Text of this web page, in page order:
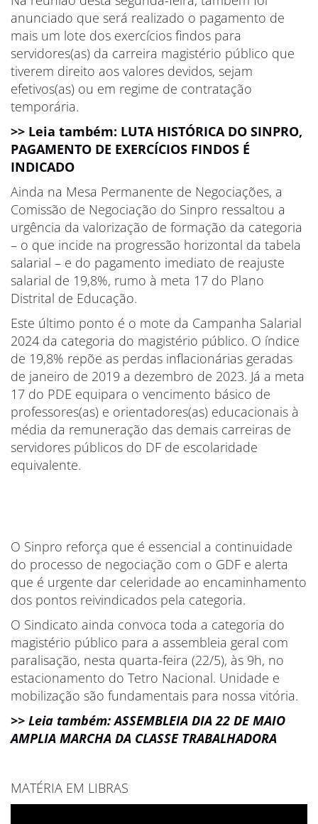
anunciado que será realizado o pagamento de
mais um lote dos exercícios findos para
servidores(as) da carreira magistério público que
tiverem direito aos valores devidos, sejam
efetivos(as) ou em regime de contratação
temporária.
>> Leia também: LUTA HISTÓRICA DO SINPRO,
PAGAMENTO DE EXERCÍCIOS FINDOS É
INDICADO
Ainda na Mesa Permanente de Negociações, a
Comissão de Negociação do Sinpro ressaltou a
urgência da valorização de formação da categoria
– o que incide na progressão horizontal da tabela
salarial – e do pagamento imediato de reajuste
salarial de 19,8%, rumo à meta 17 do Plano
Distrital de Educação.
Este último ponto é o mote da Campanha Salarial
2024 da categoria do magistério público. O índice
de 19,8% repõe as perdas inflacionárias geradas
de janeiro de 2019 a dezembro de 2023. Já a meta
17 do PDE equipara o vencimento básico de
professores(as) e orientadores(as) educacionais à
média da remuneração das demais carreiras de
servidores públicos do DF de escolaridade
equivalente.
O Sinpro reforça que é essencial a continuidade
do processo de negociação com o GDF e alerta
que é urgente dar celeridade ao encaminhamento
dos pontos reivindicados pela categoria.
O Sindicato ainda convoca toda a categoria do
magistério público para a assembleia geral com
paralisação, nesta quarta-feira (22/5), às 9h, no
estacionamento do Tetro Nacional. Unidade e
mobilização são fundamentais para nossa vitória.
>> Leia também: ASSEMBLEIA DIA 22 DE MAIO
AMPLIA MARCHA DA CLASSE TRABALHADORA
MATÉRIA EM LIBRAS